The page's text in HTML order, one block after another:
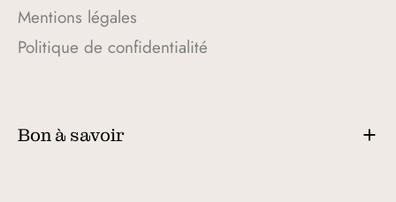
Mentions légales
Politique de confidentialité
Bon à savoir